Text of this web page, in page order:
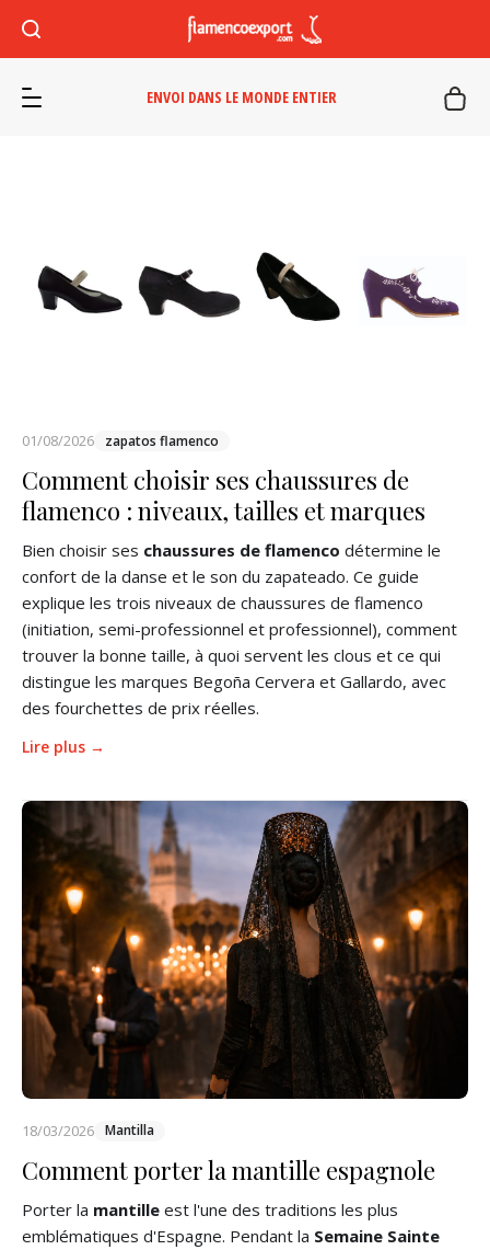
ENVOI DANS LE MONDE ENTIER
01/08/2026 zapatos flamenco
Comment choisir ses chaussures de
flamenco : niveaux, tailles et marques
Bien choisir ses chaussures de flamenco détermine le
confort de la danse et le son du zapateado. Ce guide
explique les trois niveaux de chaussures de flamenco
(initiation, semi-professionnel et professionnel), comment
trouver la bonne taille, à quoi servent les clous et ce qui
distingue les marques Begoña Cervera et Gallardo, avec
des fourchettes de prix réelles.
Lire plus →
18/03/2026 Mantilla
Comment porter la mantille espagnole
Porter la mantille est l'une des traditions les plus
emblématiques d'Espagne. Pendant la Semaine Sainte